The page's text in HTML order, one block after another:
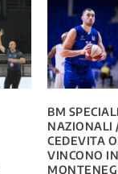
BM
NAZIONALI
CEDEVITA
VINCONO IN